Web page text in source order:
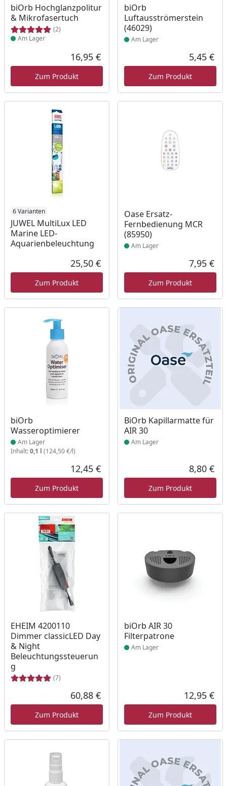
biOrb Hochglanzpolitur
& Mikrofasertuch
(2)
Produkt am Lager
Am Lager
Aktueller Preis
16,95 €
Zum Produkt
biOrb
Luftausströmerstein
(46029)
Produkt am Lager
Am Lager
5,45 €
Zum Produkt
6 Varianten
JUWEL MultiLux LED
Marine LED-
Aquarienbeleuchtung
Aktueller Preis
25,50 €
Zum Produkt
Oase Ersatz-
Fernbedienung MCR
(85950)
Produkt am Lager
Am Lager
7,95 €
Zum Produkt
biOrb
Wasseroptimierer
Produkt am Lager
Am Lager
Inhalt:0,1 l (124,50 €/l)
Aktueller Preis
12,45 €
Zum Produkt
BiOrb Kapillarmatte für
AIR 30
Produkt am Lager
Am Lager
8,80 €
Zum Produkt
EHEIM 4200110
Dimmer classicLED Day
& Night
Beleuchtungssteuerun
g
(7)
Aktueller Preis
60,88 €
Zum Produkt
biOrb AIR 30
Filterpatrone
Produkt am Lager
Am Lager
12,95 €
Zum Produkt